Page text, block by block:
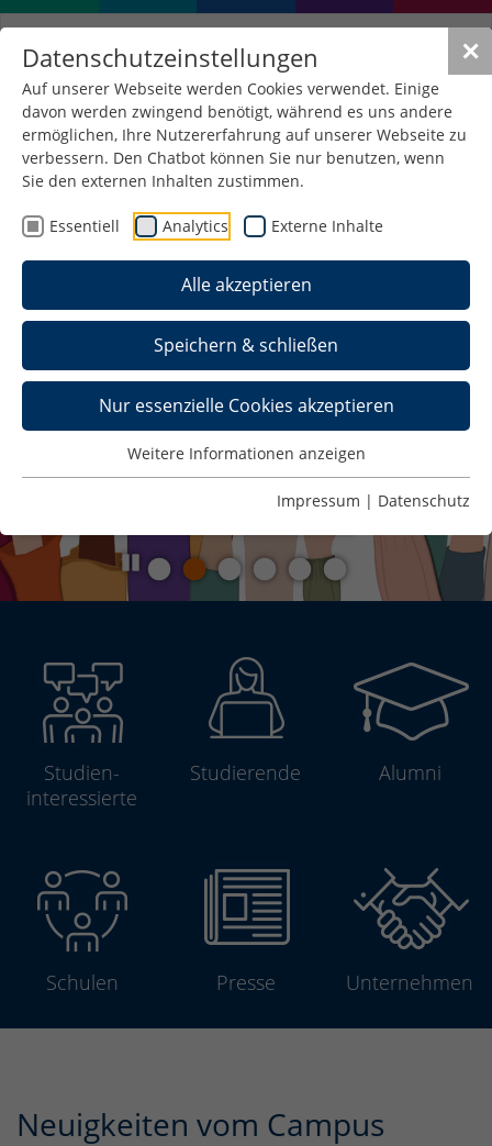
✕
Datenschutzeinstellungen
Auf unserer Webseite werden Cookies verwendet. Einige
davon werden zwingend benötigt, während es uns andere
ermöglichen, Ihre Nutzererfahrung auf unserer Webseite zu
verbessern. Den Chatbot können Sie nur benutzen, wenn
Sie den externen Inhalten zustimmen.
Essentiell Analytics Externe Inhalte
Alle akzeptieren
Speichern & schließen
Nur essenzielle Cookies akzeptieren
Weitere Informationen anzeigen
Impressum | Datenschutz
Pause
Pre-Onboarding Kurs
Studien­
interessierte
Studierende Alumni
Schulen Presse Unterneh­men
Neuigkeiten vom Campus